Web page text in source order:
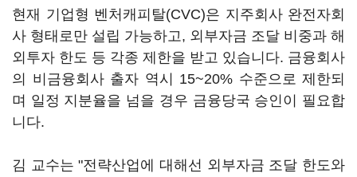
현재 기업형 벤처캐피탈(CVC)은 지주회사 완전자회
사 형태로만 설립 가능하고, 외부자금 조달 비중과 해
외투자 한도 등 각종 제한을 받고 있습니다. 금융회사
의 비금융회사 출자 역시 15~20% 수준으로 제한되
며 일정 지분율을 넘을 경우 금융당국 승인이 필요합
니다.
김 교수는 "전략산업에 대해선 외부자금 조달 한도와